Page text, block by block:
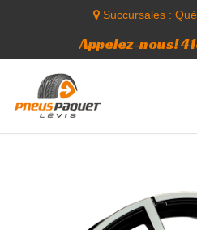
Succursales :
Appelez-nous!